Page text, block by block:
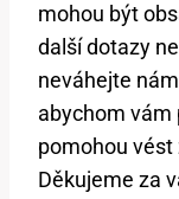
mohou být
další dotazy
neváhejte
abychom vám
pomohou vést
Děkujeme za